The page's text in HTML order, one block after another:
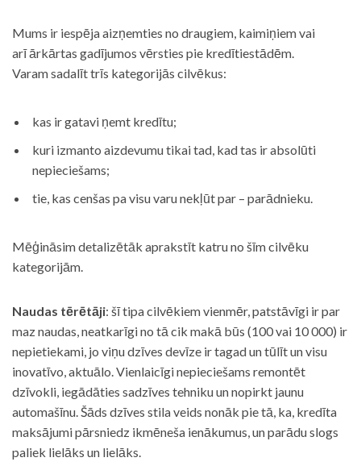
Mums ir iespēja aizņemties no draugiem, kaimiņiem vai
arī ārkārtas gadījumos vērsties pie kredītiestādēm.
Varam sadalīt trīs kategorijās cilvēkus:
kas ir gatavi ņemt kredītu;
kuri izmanto aizdevumu tikai tad, kad tas ir absolūti
nepieciešams;
tie, kas cenšas pa visu varu nekļūt par – parādnieku.
Mēģināsim detalizētāk aprakstīt katru no šīm cilvēku
kategorijām.
Naudas tērētāji: šī tipa cilvēkiem vienmēr, patstāvīgi ir par
maz naudas, neatkarīgi no tā cik makā būs (100 vai 10 000) ir
nepietiekami, jo viņu dzīves devīze ir tagad un tūlīt un visu
inovatīvo, aktuālo. Vienlaicīgi nepieciešams remontēt
dzīvokli, iegādāties sadzīves tehniku un nopirkt jaunu
automašīnu. Šāds dzīves stila veids nonāk pie tā, ka, kredīta
maksājumi pārsniedz ikmēneša ienākumus, un parādu slogs
paliek lielāks un lielāks.